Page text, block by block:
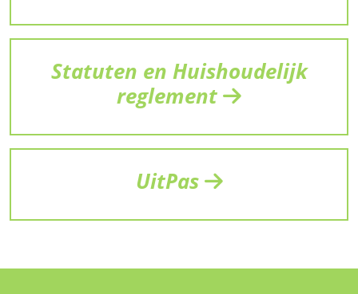
Statuten en Huishoudelijk
reglement
UitPas